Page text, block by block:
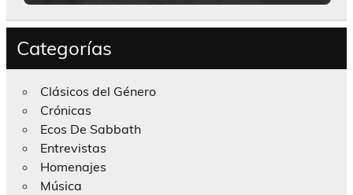
Categorías
Clásicos del Género
Crónicas
Ecos De Sabbath
Entrevistas
Homenajes
Música